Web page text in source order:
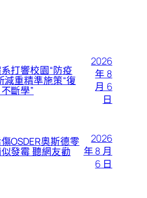
打響校園“防疫
減重精準施策“復
斷學”
2026
年 8
月 6
日
OSDER奧斯德零
發霉 聽網友勸
2026
年 8 月
6 日